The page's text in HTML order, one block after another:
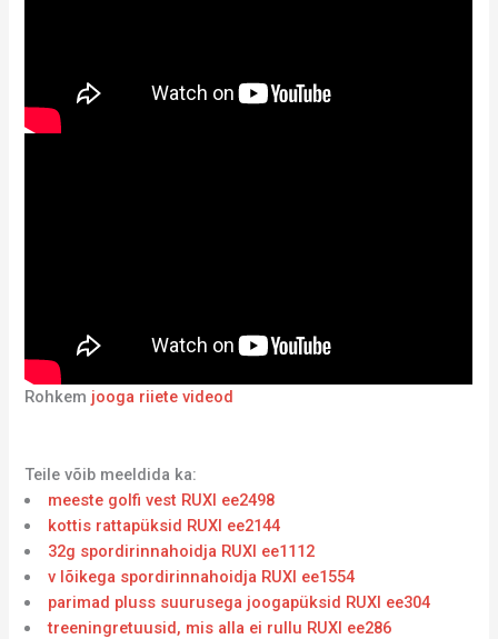
Rohkem jooga riiete videod
Teile võib meeldida ka:
meeste golfi vest RUXI ee2498
kottis rattapüksid RUXI ee2144
32g spordirinnahoidja RUXI ee1112
v lõikega spordirinnahoidja RUXI ee1554
parimad pluss suurusega joogapüksid RUXI ee304
treeningretuusid, mis alla ei rullu RUXI ee286